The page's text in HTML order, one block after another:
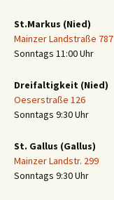
St.Markus (Nied)
Mainzer Landstraße 787
Sonntags 11:00 Uhr
Dreifaltigkeit (Nied)
Oeserstraße 126
Sonntags 9:30 Uhr
St. Gallus (Gallus)
Mainzer Landstr. 299
Sonntags 9:30 Uhr